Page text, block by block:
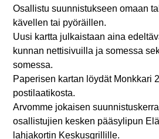
Osallistu suunnistukseen omaan
kävellen tai pyöräillen.
Uusi kartta julkaistaan aina
kunnan nettisivuilla ja somessa
somessa.
Paperisen kartan löydät Monkkari
postilaatikosta.
Arvomme jokaisen
osallistujien kesken pääsylipun
lahjakortin Keskusgrillille.